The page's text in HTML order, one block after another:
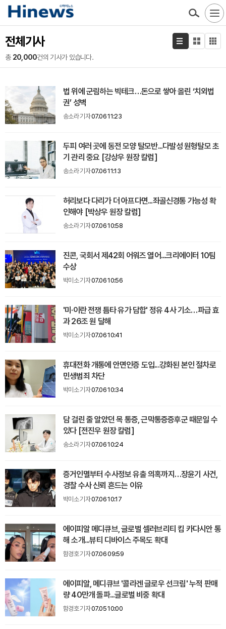
전체기사
총 20,000건의 기사가 있습니다.
법 위에 군림하는 빅테크…돈으로 쌓아 올린 ‘치외법
권’ 성벽
송소라 기자07.06 11:23
두피 여러 곳에 동전 모양 탈모반...다발성 원형탈모 초
기 관리 중요 [강상우 원장 칼럼]
송소라 기자07.06 11:13
허리보다 다리가 더 아프다면...좌골신경통 가능성 확
인해야 [박상우 원장 칼럼]
송소라 기자07.06 10:58
진콘, 국회서 제42회 어워즈 열어...크리에이터 10팀
수상
박미소 기자07.06 10:56
'미·이란 전쟁 틈타 유가 담합' 정유 4사 기소…파급 효
과 26조 원 달해
박미소 기자07.06 10:41
휴대전화 개통에 안면인증 도입...강화된 본인 절차로
민생범죄 차단
박미소 기자07.06 10:34
담 걸린 줄 알았던 목 통증, 근막통증증후군 때문일 수
있다 [전진우 원장 칼럼]
송소라 기자07.06 10:24
증거인멸부터 수사정보 유출 의혹까지…장윤기 사건,
경찰 수사 신뢰 흔드는 이유
박미소 기자07.06 10:17
에이피알 메디큐브, 글로벌 셀러브리티 킴 카다시안 통
해 소개...뷰티 디바이스 주목도 확대
함경호 기자07.06 09:59
에이피알, 메디큐브 '콜라겐 글로우 선크림' 누적 판매
량 40만개 돌파...글로벌 비중 확대
함경호 기자07.05 10:00